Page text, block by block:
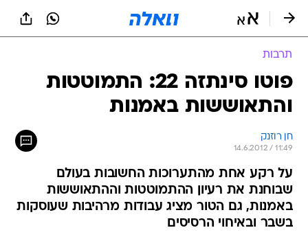
תרבות
פוטו סינתזה 22: התמוטטות
והתאוששות באמנות
חן רוזנק
14.6.2012 / 11:49
על רקע אחת מהתערוכות החשובות בעולם
שבוחנת את רעיון ההתמוטטות וההתאוששות
באמנות, גם הטור מציג עבודות מרהיבות שעוסקות
בשבר ובאיחוי הרסיסים